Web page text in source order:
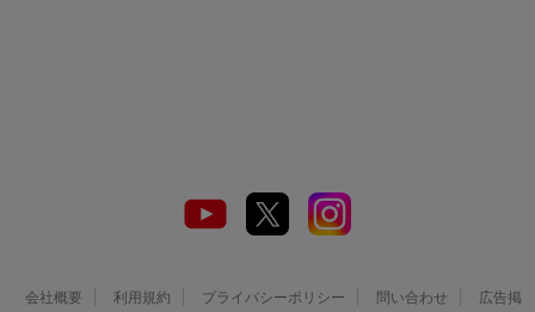
会社概要 利用規約 プライバシーポリシー 問い合わせ
広告掲